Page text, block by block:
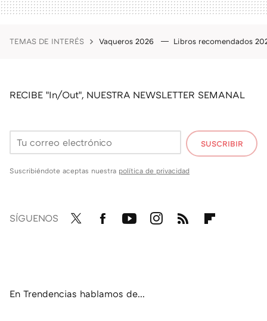
TEMAS DE INTERÉS Vaqueros 2026 Libros recomendados
RECIBE "In/Out", NUESTRA NEWSLETTER SEMANAL
SUSCRIBIR
Suscribiéndote aceptas nuestra política de privacidad
SÍGUENOS
En Trendencias hablamos de...